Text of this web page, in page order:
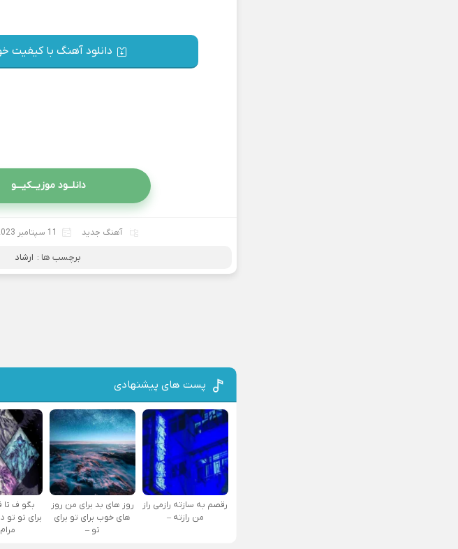
دانلود آهنگ با کیفیت خوب
دانلــود موزیــکیـــو
آهنگ جدید 11 سپتامبر 2023
برچسب ها : ارشاد
پست های پیشنهادی
رقصم به سازته رازمی راز
من رازته –
روز های بد برای من روز
های خوب برای تو برای
تو –
بگو ف
برای تو تو